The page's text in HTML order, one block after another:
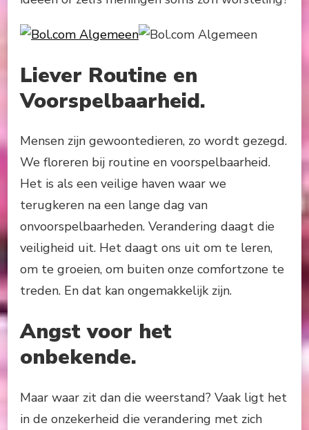
Liever Routine en
Voorspelbaarheid.
Mensen zijn gewoontedieren, zo wordt gezegd.
We floreren bij routine en voorspelbaarheid.
Het is als een veilige haven waar we
terugkeren na een lange dag van
onvoorspelbaarheden. Verandering daagt die
veiligheid uit. Het daagt ons uit om te leren,
om te groeien, om buiten onze comfortzone te
treden. En dat kan ongemakkelijk zijn.
Angst voor het
onbekende.
Maar waar zit dan die weerstand? Vaak ligt het
in de onzekerheid die verandering met zich